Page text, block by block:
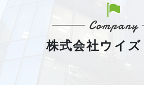
株式会社ウイズ